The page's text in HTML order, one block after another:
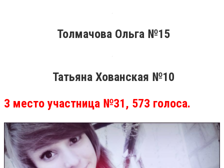
Толмачова Ольга №15
Татьяна Хованская №10
3 место участница №31, 573 голоса.